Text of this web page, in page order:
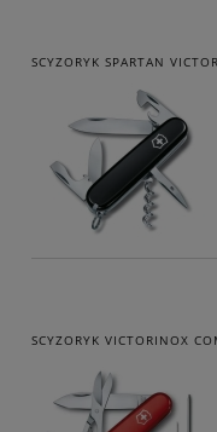
SCYZORYK SPARTAN
SCYZORYK VICTORINOX